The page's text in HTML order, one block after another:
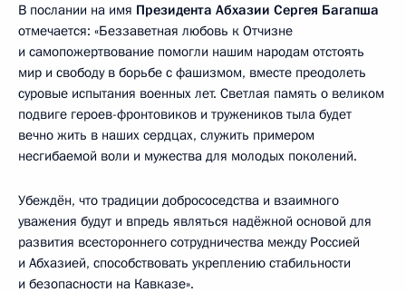
В послании на имя Президента Абхазии Сергея Багапша
отмечается: «Беззаветная любовь к Отчизне
и самопожертвование помогли нашим народам отстоять
мир и свободу в борьбе с фашизмом, вместе преодолеть
суровые испытания военных лет. Светлая память о великом
подвиге героев-фронтовиков и тружеников тыла будет
вечно жить в наших сердцах, служить примером
несгибаемой воли и мужества для молодых поколений.
Убеждён, что традиции добрососедства и взаимного
уважения будут и впредь являться надёжной основой для
развития всестороннего сотрудничества между Россией
и Абхазией, способствовать укреплению стабильности
и безопасности на Кавказе».